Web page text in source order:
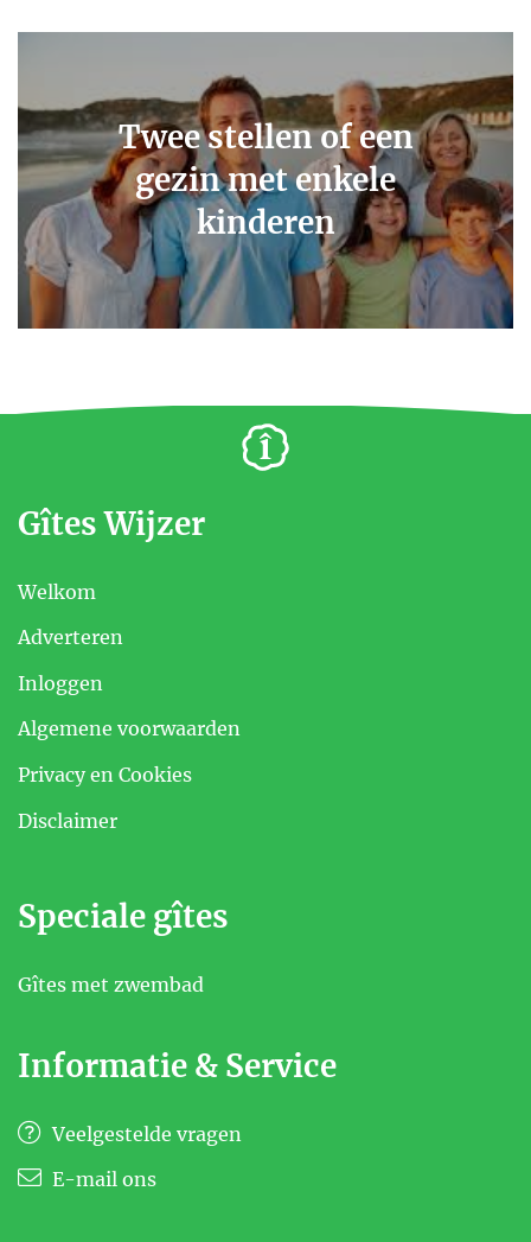
Twee stellen of een
gezin met enkele
kinderen
Gîtes Wijzer
Welkom
Adverteren
Inloggen
Algemene voorwaarden
Privacy en Cookies
Disclaimer
Speciale gîtes
Gîtes met zwembad
Informatie & Service
Veelgestelde vragen
E-mail ons